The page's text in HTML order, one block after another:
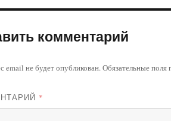
комментарий
email не будет опубликован.Обязательные поля
*